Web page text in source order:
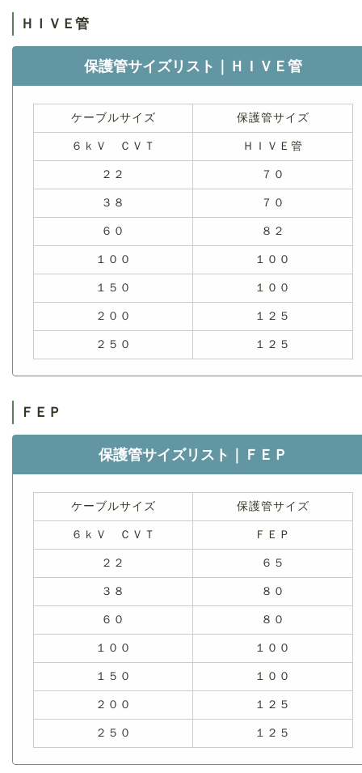
ＨＩＶＥ管
保護管サイズリスト｜ＨＩＶＥ管
ケーブルサイズ 保護管サイズ
６ｋＶ ＣＶＴ ＨＩＶＥ管
２２ ７０
３８ ７０
６０ ８２
１００ １００
１５０ １００
２００ １２５
２５０ １２５
ＦＥＰ
保護管サイズリスト｜ＦＥＰ
ケーブルサイズ 保護管サイズ
６ｋＶ ＣＶＴ ＦＥＰ
２２ ６５
３８ ８０
６０ ８０
１００ １００
１５０ １００
２００ １２５
２５０ １２５